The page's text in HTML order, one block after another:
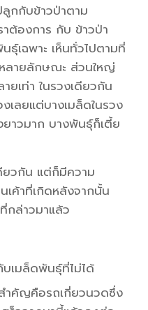
ลูกกับข้าวป่าตาม
ต้องการ กับ ข้าวป่า
ธุ์เฉพาะ เห็นทั่วไปตามที่
ลายลักษณะ ส่วนใหญ่
ยเท่า ในรวงเดียวกัน
ลยแต่บางเมล็ดในรวง
าวมาก บางพันธุ์ก็เตี้ย
ยวกัน แต่ก็มีความ
ค้าที่เกิดหลังจากนั้น
กล่าวมาแล้ว
เมล็ดพันธุ์ที่ไม่ได้
ำคัญคือรถเกี่ยวนวดซึ่ง